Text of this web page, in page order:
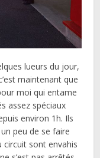
lueurs du jour,
maintenant que
moi qui entame
assez spéciaux
environ 1h. Ils
peu de se faire
sont envahis